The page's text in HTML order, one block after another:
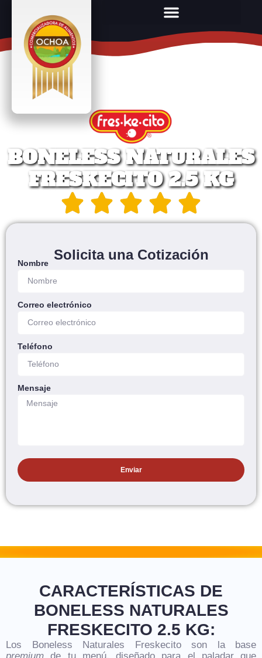
BONELESS NATURALES
FRESKECITO 2.5 KG
Solicita una Cotización
Nombre
Correo electrónico
Teléfono
Mensaje
Enviar
CARACTERÍSTICAS DE
BONELESS NATURALES
FRESKECITO 2.5 KG:
Los Boneless Naturales Freskecito son la base